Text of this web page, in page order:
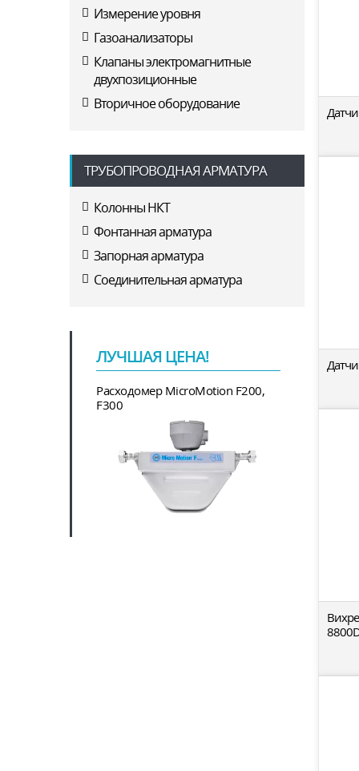
Измерение уровня
Газоанализаторы
Клапаны электромагнитные
двухпозиционные
Вторичное оборудование
ТРУБОПРОВОДНАЯ АРМАТУРА
Колонны НКТ
Фонтанная арматура
Запорная арматура
Соединительная арматура
ЛУЧШАЯ ЦЕНА!
Расходомер MicroMotion F200,
F300